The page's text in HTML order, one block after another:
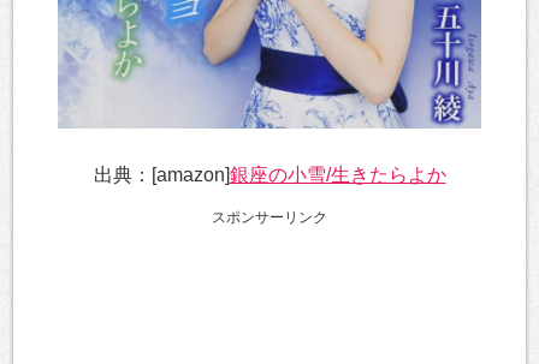
出典：[amazon]銀座の小雪/生きたらよか
スポンサーリンク